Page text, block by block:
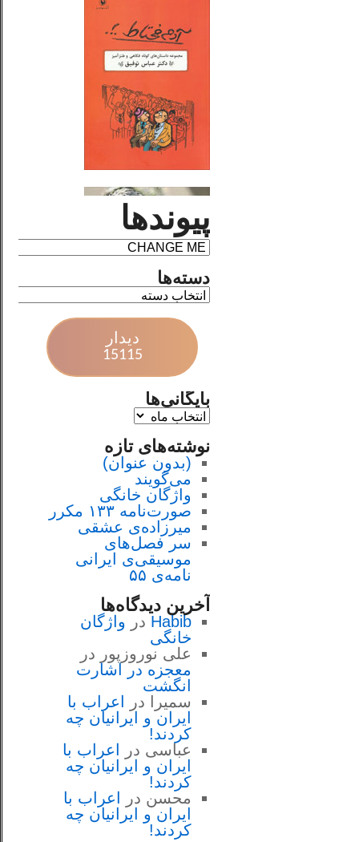
پیوندها
دسته‌ها
دیدار
15115
بایگانی‌ها
نوشته‌های تازه
(بدون عنوان)
می‌گویند
واژگان خانگی
صورت‌نامه ۱۳۳ مکرر
میرزاده‌ی عشقی
سر فصل‌هاى
موسيقى‌ی ايرانى
نامه‌ی ۵۵
آخرین دیدگاه‌ها
Habib در واژگان
خانگی
علی نوروزپور در
معجزه در اشارت
انگشت
سمیرا
در
اعراب با
ايران و ايرانيان چه
كردند!
عباسی در
اعراب با
ايران و ايرانيان چه
كردند!
محسن در
اعراب با
ايران و ايرانيان چه
كردند!